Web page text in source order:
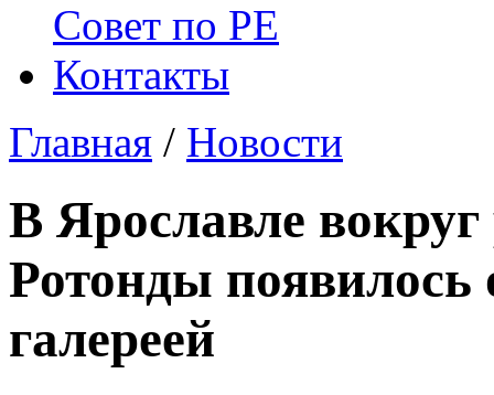
Совет по РЕ
Контакты
Главная / Новости
В Ярославле
Ротонды появилось
галереей